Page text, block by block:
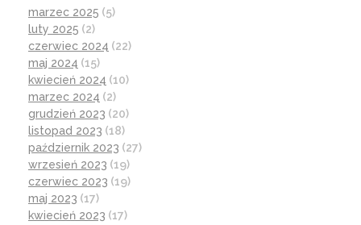
marzec 2025 (5)
luty 2025 (2)
czerwiec 2024 (22)
maj 2024 (15)
kwiecień 2024 (10)
marzec 2024 (2)
grudzień 2023 (20)
listopad 2023 (18)
październik 2023 (27)
wrzesień 2023 (19)
czerwiec 2023 (19)
maj 2023 (17)
kwiecień 2023 (17)